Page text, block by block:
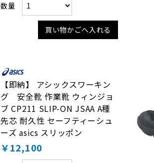
数量
買い物かごへ入れる
【即納】 アシックスワーキン
グ 安全靴 作業靴 ウィンジョ
ブ CP211 SLIP-ON JSAA A種
先芯 耐久性 セーフティーシュ
ーズ asics スリッポン
￥12,100